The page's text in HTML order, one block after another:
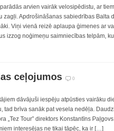
arvien vairāk velosipēdistu, ar
zagļi. Apdrošināšanas sabiedrības Balta
Viņi vienā reizē aplaupa ģimenes ar
izzog noģimeņu saimniecības telpām,
ceļojumos 0
dāvājuši iespēju atpūsties vairāku
tad brīva sanāk pat vesela nedēļa.
„Tez Tour” direktors Konstantīns
interesējas ne tikai tāpēc, ka ir […]